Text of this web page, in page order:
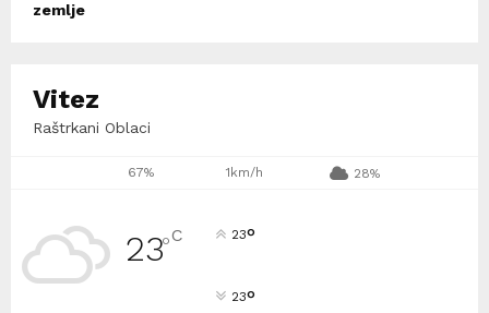
zemlje
Vitez
Raštrkani Oblaci
67% 1km/h 28%
23°C 23°
23°